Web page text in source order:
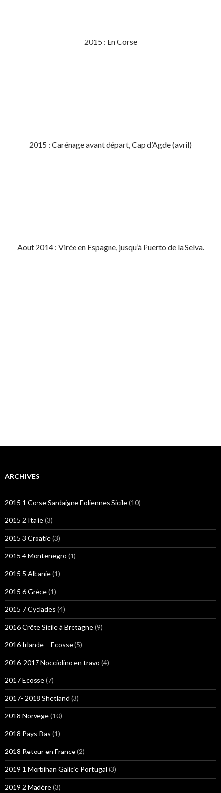
2015 : En Corse
2015 : Carénage avant départ, Cap d’Agde (avril)
Aout 2014 : Virée en Espagne, jusqu’à Puerto de la Selva.
ARCHIVES
2015 1 Corse Sardaigne Eoliennes Sicile(10)
2015 2 Italie(3)
2015 3 Croatie(3)
2015 4 Montenegro (1)
2015 5 Albanie(1)
2015 6 Grèce(1)
2015 7 Cyclades (4)
2016 Crête Sicile à Bretagne(9)
2016 Irlande – Ecosse(5)
2016-2017 Nocciolino en travo (4)
2017 Ecosse(7)
2017- 2018 Shetland (3)
2018 Norvège(10)
2018 Pays-Bas (1)
2018 Retour en France(2)
2019 1 Morbihan Galicie Portugal (3)
2019 2 Madère(3)